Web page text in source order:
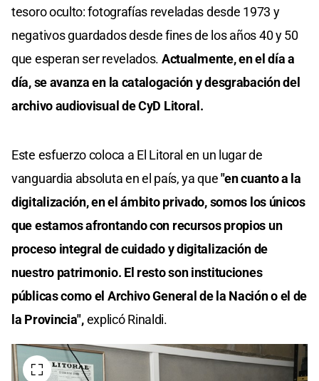
tesoro oculto: fotografías reveladas desde 1973 y
negativos guardados desde fines de los años 40 y 50
que esperan ser revelados. Actualmente, en el día a
día, se avanza en la catalogación y desgrabación del
archivo audiovisual de CyD Litoral.
Este esfuerzo coloca a El Litoral en un lugar de
vanguardia absoluta en el país, ya que"en cuanto a la
digitalización, en el ámbito privado, somos los únicos
que estamos afrontando con recursos propios un
proceso integral de cuidado y digitalización de
nuestro patrimonio. El resto son instituciones
públicas como el Archivo General de la Nación o el de
la Provincia",explicó Rinaldi.